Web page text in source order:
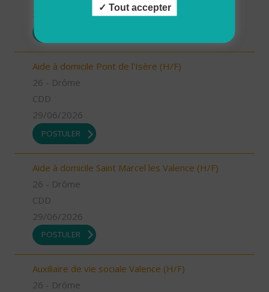
Aide à domicile Pont de l'Isère (H/F)
26 - Drôme
CDD
29/06/2026
POSTULER
Aide à domicile Saint Marcel les Valence (H/F)
26 - Drôme
CDD
29/06/2026
POSTULER
Auxiliaire de vie sociale Valence (H/F)
26 - Drôme
Tout accepter